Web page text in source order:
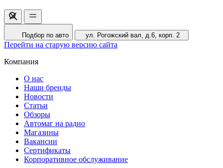
Подбор по авто ул. Рогожский вал, д.6, корп. 2
Перейти на старую версию сайта
Компания
О нас
Наши бренды
Новости
Статьи
Обзоры
Автомаг на радио
Магазины
Вакансии
Сертификаты
Корпоративное обслуживание